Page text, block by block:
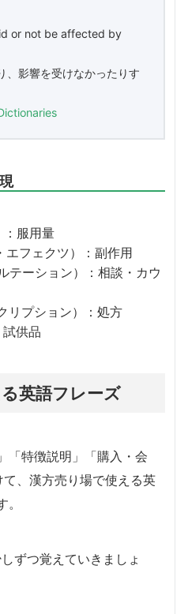
or not be affected by
、影響を受けなかったりす
：服用量
エフェクツ）：副作用
テーション）：相談・カウ
リプション）：処方
試供品
英語フレーズ
「特徴説明」「購入・会
、漢方売り場で使える英
ずつ覚えていきましょ